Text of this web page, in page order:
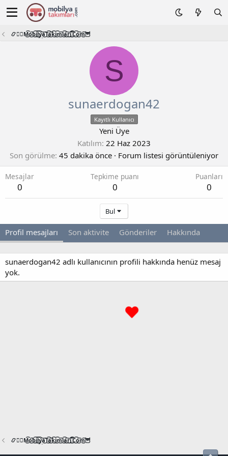
📿🧙‍♂️M͜͡o͜͡b͜͡i͜͡l͜͡y͜͡a͜͡T͜͡a͜͡k͜͡i͜͡m͜͡l͜͡a͜͡r͜͡i͜͡.͜͡C͜͡o͜͡m͜͡🦉
S
sunaerdogan42
Kayıtlı Kullanıcı
Yeni Üye
Katılım 22 Haz 2023
Son görülme 45 dakika önce · Forum listesi görüntüleniyor
Mesajlar
0
Tepkime puanı
0
Puanları
0
Bul
Profil mesajları Son aktivite Gönderiler Hakkında
sunaerdogan42 adlı kullanıcının profili hakkında henüz mesaj
yok.
📿🧙‍♂️M͜͡o͜͡b͜͡i͜͡l͜͡y͜͡a͜͡T͜͡a͜͡k͜͡i͜͡m͜͡l͜͡a͜͡r͜͡i͜͡.͜͡C͜͡o͜͡m͜͡🦉